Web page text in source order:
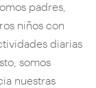
padres,
niños con
diarias
somos
nuestras